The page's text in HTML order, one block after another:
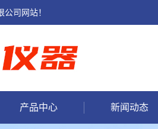
司网站！
产品中心 新闻动态